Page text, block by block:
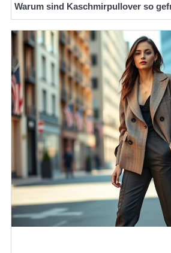
Warum sind Kaschmirpullover so